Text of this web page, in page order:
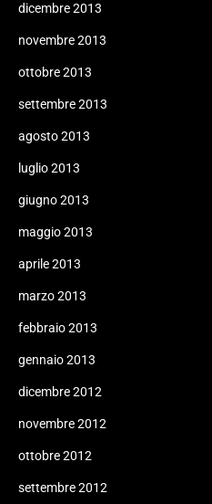
dicembre 2013
novembre 2013
ottobre 2013
settembre 2013
agosto 2013
luglio 2013
giugno 2013
maggio 2013
aprile 2013
marzo 2013
febbraio 2013
gennaio 2013
dicembre 2012
novembre 2012
ottobre 2012
settembre 2012